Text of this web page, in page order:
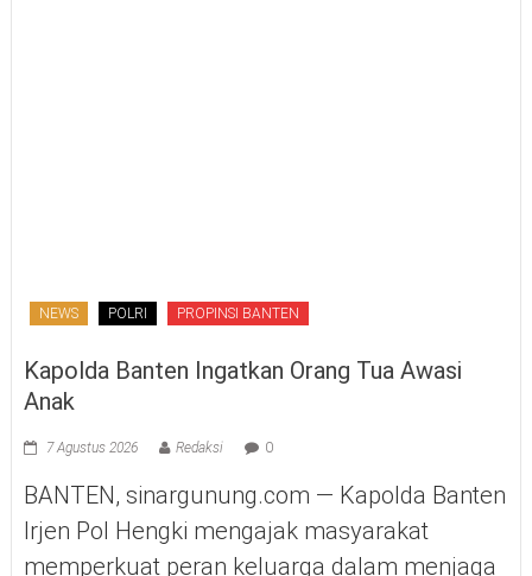
NEWS POLRI PROPINSI BANTEN
Kapolda Banten Ingatkan Orang Tua Awasi
Anak
7 Agustus 2026 Redaksi 0
BANTEN, sinargunung.com — Kapolda Banten
Irjen Pol Hengki mengajak masyarakat
memperkuat peran keluarga dalam menjaga